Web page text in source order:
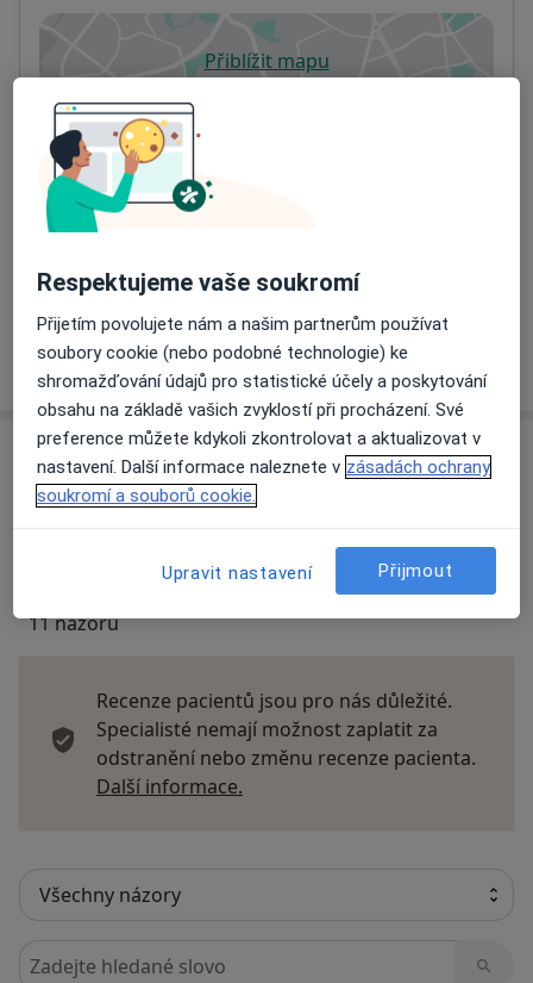
Přiblížit mapuse otevře v nové záložce
Dostupnost
Na této adrese online kalendář není aktivní
Co mám v takové situaci udělat?
Způsoby platby (soukromé návštěvy)
Na teto adrese lékař přijímá pacienty na pojišťovnu
Detaily
Víceo adrese
Názory
11 názorů
Recenze pacientů jsou pro nás důležité.
Specialisté nemají možnost zaplatit za
odstranění nebo změnu recenze pacienta.
Další informace.
Hledejte v názorech
Respektujeme vaše soukromí
Přijetím povolujete nám a našim partnerům používat
soubory cookie (nebo podobné technologie) ke
shromažďování údajů pro statistické účely a poskytování
obsahu na základě vašich zvyklostí při procházení. Své
preference můžete kdykoli zkontrolovat a aktualizovat v
nastavení. Další informace naleznete v zásadách ochrany
soukromí a souborů cookie.
Upravit nastavení Přijmout